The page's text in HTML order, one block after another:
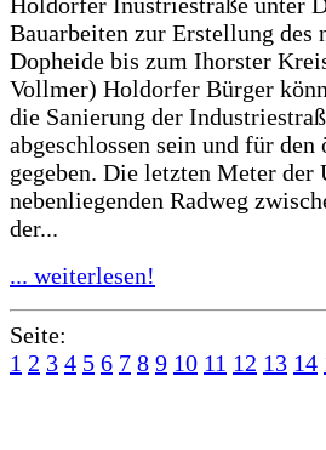
Bauarbeiten zur Erstellung des
Dopheide bis zum Ihorster
Vollmer) Holdorfer Bürger
die Sanierung der
abgeschlossen sein und für
gegeben. Die letzten Meter der
nebenliegenden Radweg
der...
... weiterlesen!
Seite:
1 2 3 4 5 6 7 8 9 10 11 12 13 14